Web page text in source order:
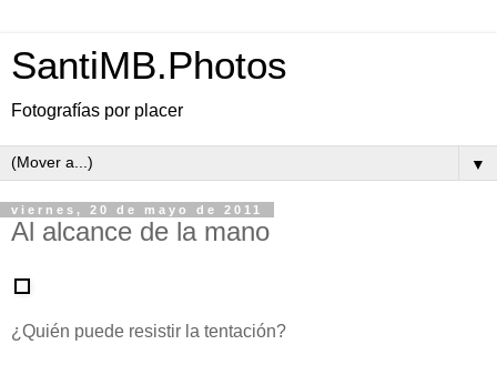
SantiMB.Photos
Fotografías por placer
▼
viernes, 20 de mayo de 2011
Al alcance de la mano
¿Quién puede resistir la tentación?